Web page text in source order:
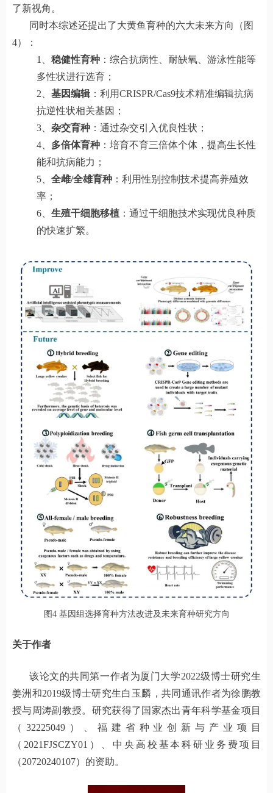
了新视角。
同时本综述还提出了大黄鱼育种的六大未来方向（图
4）：
1、 稳健性育种 ：综合抗病性、耐缺氧、游泳性能等
多性状进行选育；
2、 基因编辑：利用CRISPR/Cas9技术精准编辑抗病
抗逆性状相关基因；
3、 杂交育种 ：通过杂交引入优良性状；
4、 多倍体育种 ：培育不育三倍体个体，提高生长性
能和抗病能力；
5、 全雌/全雄育种 ：利用性别控制技术提高养殖效
率；
6、 生殖干细胞移植 ：通过干细胞技术实现优良种质
的快速扩繁。
图4 基因组选择育种方法改进及未来育种研究方向
关于作者
该论文的共同第一作者为厦门大学2022级博士研究生
姜洲和2019级博士研究生白玉麟，共同通讯作者为徐鹏教
授与周涛副教授。研究获得了国家杰出青年科学基金项目
（32225049）、福建省种业创新与产业项目
（2021FJSCZY01）、中央高校基本科研业务费项目
（20720240107）的资助。